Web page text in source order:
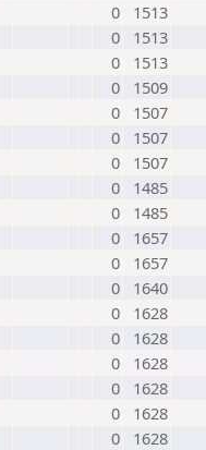
0
1513
0
1513
0
1513
0
1509
0
1507
0
1507
0
1507
0
1485
0
1485
0
1657
0
1657
0
1640
0
1628
0
1628
0
1628
0
1628
0
1628
0 1628